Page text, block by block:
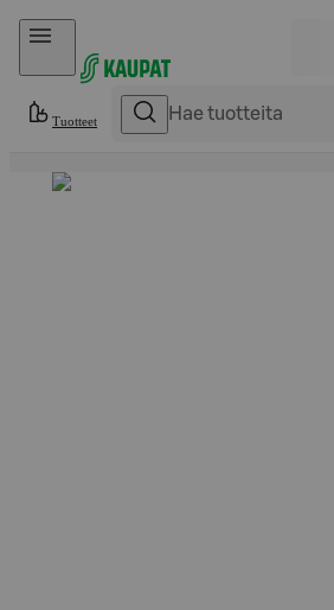
Hyppää sisältöön
Tuotteet